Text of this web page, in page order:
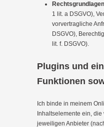
1 lit. a DSGVO),
vorvertragliche
DSGVO),
lit. f. DSGVO).
Plugins und
Funktionen
Ich binde in meinem
Inhaltselemente ein,
jeweiligen Anbieter